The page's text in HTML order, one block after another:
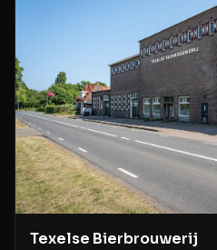
Texelse Bierbrouwerij